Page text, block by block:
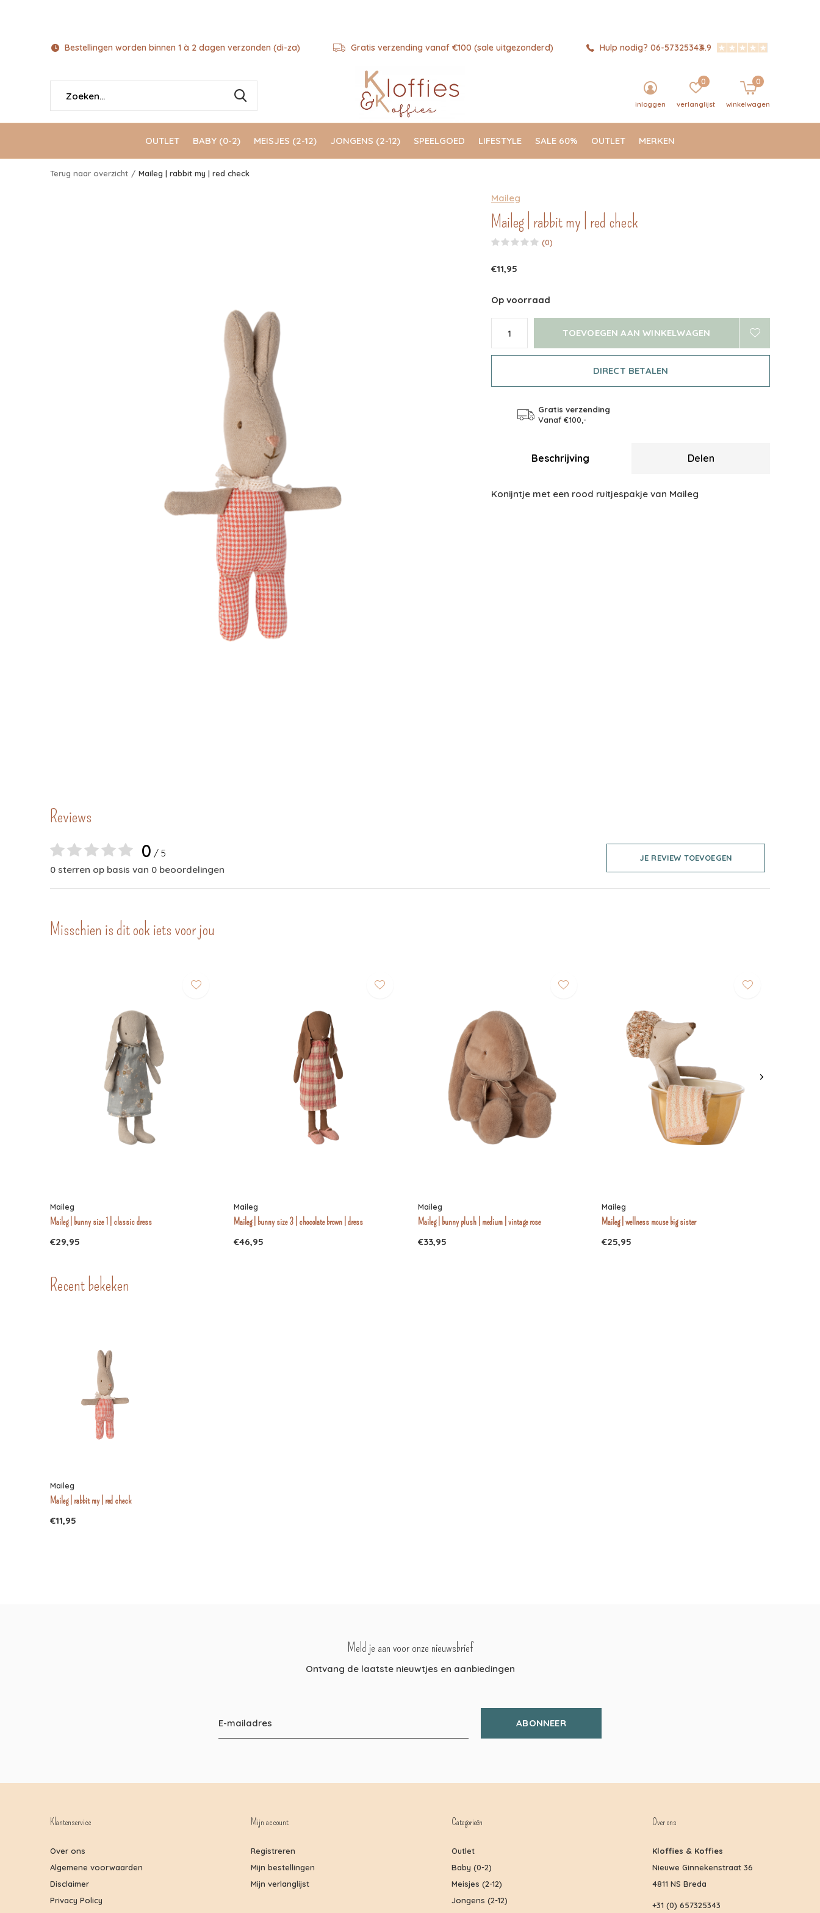
OUTLET BABY (0-2) MEISJES (2-12) JONGENS (2-12) SPEELGOED LIFESTYLE SALE 60% OUTLET MERKEN
inloggen verlanglijst
0
winkelwagen
0
Bestellingen worden binnen 1 à 2 dagen verzonden (di-za) Gratis verzending vanaf €100 (sale uitgezonderd) Hulp nodig? 06-573253434.9
Terug naar overzicht Maileg | rabbit my | red check
Maileg
Maileg | rabbit my | red check
(0)
€11,95
Op voorraad
TOEVOEGEN AAN WINKELWAGEN
DIRECT BETALEN
Gratis verzending
Vanaf €100,-
Beschrijving Delen
Konijntje met een rood ruitjespakje van Maileg
Reviews
0 / 5
0 sterren op basis van 0 beoordelingen
JE REVIEW TOEVOEGEN
Misschien is dit ook iets voor jou
Maileg
Maileg | bunny size 1 | classic dress
€29,95
Maileg
Maileg | bunny size 3 | chocolate brown | dress
€46,95
Maileg
Maileg | bunny plush | medium | vintage rose
€33,95
Maileg
Maileg | wellness mouse big sister
€25,95
Recent bekeken
Maileg
Maileg | rabbit my | red check
€11,95
Meld je aan voor onze nieuwsbrief
Ontvang de laatste nieuwtjes en aanbiedingen
ABONNEER
Klantenservice
Over ons
Algemene voorwaarden
Disclaimer
Privacy Policy
Mijn account
Registreren
Mijn bestellingen
Mijn verlanglijst
Categorieën
Outlet
Baby (0-2)
Meisjes (2-12)
Jongens (2-12)
Over ons
Kloffies & Koffies
Nieuwe Ginnekenstraat 36
4811 NS Breda
+31 (0) 657325343